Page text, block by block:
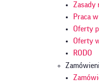
Zasady
Praca
Oferty
Oferty
RODO